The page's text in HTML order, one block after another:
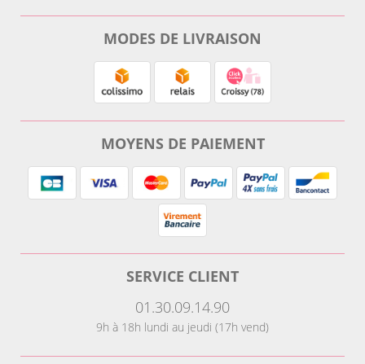
MODES DE LIVRAISON
MOYENS DE PAIEMENT
SERVICE CLIENT
01.30.09.14.90
9h à 18h lundi au jeudi (17h vend)